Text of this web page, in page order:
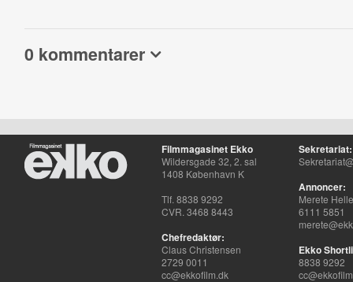
0 kommentarer
Filmmagasinet Ekko
Wildersgade 32, 2. sal
1408 København K
Tlf. 8838 9292
CVR. 3468 8443
Chefredaktør:
Claus Christensen
2729 0011
cc@ekkofilm.dk
Sekretariat:
Annoncer:
Merete
6111 5851
Ekko
8838 9292